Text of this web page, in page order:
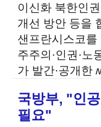
이신화 북한인
개선 방안 등을
샌프란시스코
주주의·인권·
가 발간·공개한
국방부, "인
필요"